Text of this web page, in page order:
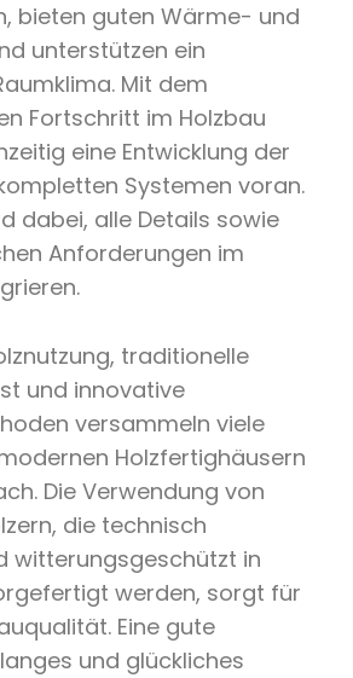
bieten guten Wärme- und
unterstützen ein
Mit dem
Fortschritt im Holzbau
eine Entwicklung der
Systemen voran.
dabei, alle Details sowie
Anforderungen im
traditionelle
und innovative
versammeln viele
Holzfertighäusern
Die Verwendung von
die technisch
witterungsgeschützt in
werden, sorgt für
Eine gute
und glückliches